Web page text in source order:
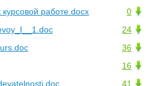
0
работе.docx
24
36
16
41